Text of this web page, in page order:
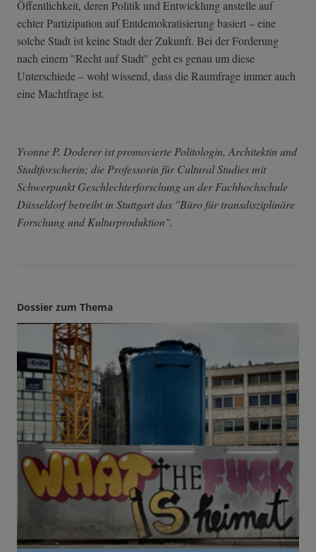
Öffentlichkeit, deren Politik und Entwicklung anstelle auf
echter Partizipation auf Entdemokratisierung basiert – eine
solche Stadt ist keine Stadt der Zukunft. Bei der Forderung
nach einem "Recht auf Stadt" geht es genau um diese
Unterschiede – wohl wissend, dass die Raumfrage immer auch
eine Machtfrage ist.
Yvonne P. Doderer ist promovierte Politologin, Architektin und
Stadtforscherin; die Professorin für Cultural Studies mit
Schwerpunkt Geschlechterforschung an der Fachhochschule
Düsseldorf betreibt in Stuttgart das "Büro für transdisziplinäre
Forschung und Kulturproduktion".
Dossier zum Thema